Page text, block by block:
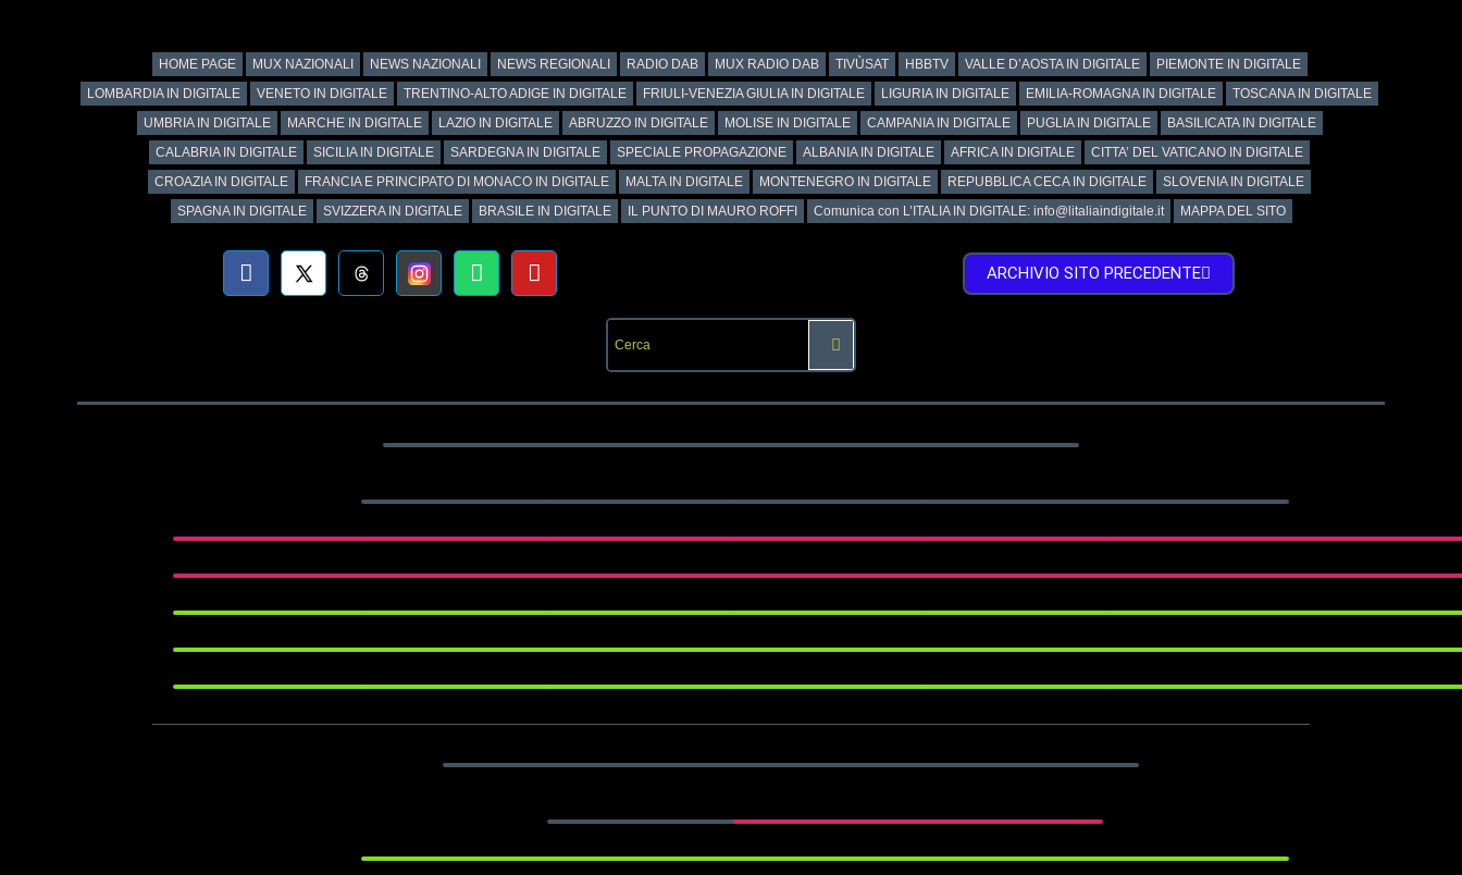
HOME PAGE MUX NAZIONALI NEWS NAZIONALI NEWS REGIONALI RADIO DAB MUX RADIO DAB TIVÙSAT HBBTV VALLE D’AOSTA IN DIGITALE
PIEMONTE IN DIGITALE
LOMBARDIA IN DIGITALE
VENETO IN DIGITALE TRENTINO-ALTO ADIGE IN DIGITALE FRIULI-VENEZIA GIULIA IN DIGITALE LIGURIA IN DIGITALE EMILIA-ROMAGNA IN DIGITALE
TOSCANA IN DIGITALE
UMBRIA IN DIGITALE
MARCHE IN DIGITALE LAZIO IN DIGITALE ABRUZZO IN DIGITALE MOLISE IN DIGITALE CAMPANIA IN DIGITALE PUGLIA IN DIGITALE
BASILICATA IN DIGITALE
CALABRIA IN DIGITALE
SICILIA IN DIGITALE SARDEGNA IN DIGITALE SPECIALE PROPAGAZIONE ALBANIA IN DIGITALE AFRICA IN DIGITALE
CITTA’ DEL VATICANO IN DIGITALE
CROAZIA IN DIGITALE
FRANCIA E PRINCIPATO DI MONACO IN DIGITALE MALTA IN DIGITALE MONTENEGRO IN DIGITALE REPUBBLICA CECA IN DIGITALE
SLOVENIA IN DIGITALE
SPAGNA IN DIGITALE
SVIZZERA IN DIGITALE BRASILE IN DIGITALE IL PUNTO DI MAURO ROFFI Comunica con L’ITALIA IN DIGITALE: info@litaliaindigitale.it MAPPA DEL SITO
ARCHIVIO SITO PRECEDENTE